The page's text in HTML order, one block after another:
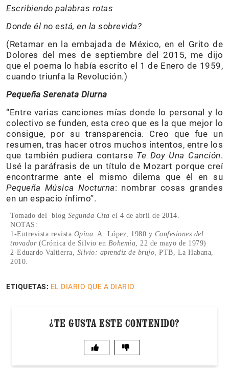
Escribiendo palabras rotas
Donde él no está, en la sobrevida?
(Retamar en la embajada de México, en el Grito de
Dolores del mes de septiembre del 2015, me dijo
que el poema lo había escrito el 1 de Enero de 1959,
cuando triunfa la Revolución.)
Pequeña Serenata Diurna
“Entre varias canciones mías donde lo personal y lo
colectivo se funden, esta creo que es la que mejor lo
consigue, por su transparencia. Creo que fue un
resumen, tras hacer otros muchos intentos, entre los
que también pudiera contarse Te Doy Una Canción.
Usé la paráfrasis de un título de Mozart porque creí
encontrarme ante el mismo dilema que él en su
Pequeña Música Nocturna: nombrar cosas grandes
en un espacio ínfimo”.
Tomado del blog Segunda Cita el 4 de abril de 2014.
NOTAS:
1-Entrevista revista Opina . A. López, 1980 y Confesiones del
trovador (Crónica de Silvio en Bohemia , 22 de mayo de 1979)
2-Eduardo Valtierra, Silvio: aprendiz de brujo, PTB, La Habana,
2010.
ETIQUETAS: EL DIARIO QUE A DIARIO
¿TE GUSTA ESTE CONTENIDO?